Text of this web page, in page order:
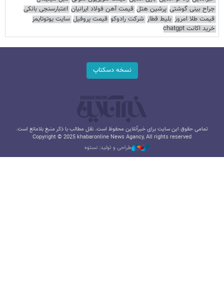
جراح بینی گوشتی پرشین هتل قیمت آهن فولاد ایرانیان اعتبارسنجی بانکی
قیمت طلا امروز بلیط قطار شرکت رادوکو قیمت پروفیل سایت یوتوتایمز
خرید اکانت chatgpt
نسخه دسکتاپ
تمامی حقوق این سایت برای خبرآنلاین محفوظ است. نقل مطالب با ذکر منبع بلامانع است.
Copyright © 2025 khabaronline News Agancy, All rights reserved
طراحی و تولید: نستوه